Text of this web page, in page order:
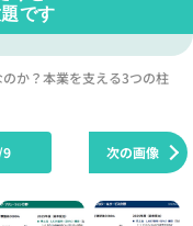
です
か？本業を支える3つの柱
次の画像